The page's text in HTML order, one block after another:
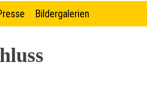
Bildergalerien